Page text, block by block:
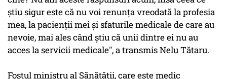
ştiu sigur este că nu voi renunţa vreodată la profesia
mea, la pacienţii mei şi sfaturile medicale de care au
nevoie, mai ales când ştiu că unii dintre ei nu au
acces la servicii medicale", a transmis Nelu Tătaru.
Fostul ministru al Sănătăţii, care este medic